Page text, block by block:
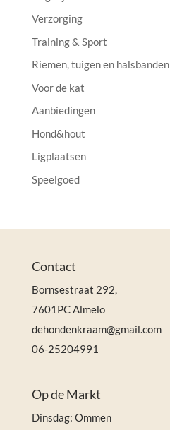
a
v
e
:
Verzorging
Training & Sport
Riemen, tuigen en halsbanden
Voor de kat
Aanbiedingen
Hond&hout
Ligplaatsen
Speelgoed
Contact
Bornsestraat 292,
7601PC Almelo
dehondenkraam@gmail.com
06-25204991
Op de Markt
Dinsdag: Ommen